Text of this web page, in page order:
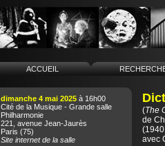
ACCUEIL
dimanche 4 mai 2025 à 16h00
Cité de la Musique - Grande salle
Philharmonie
221, avenue Jean-Jaurès
Paris (75)
Site internet de la salle
(The
de
avec